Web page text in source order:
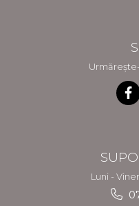
Luni -